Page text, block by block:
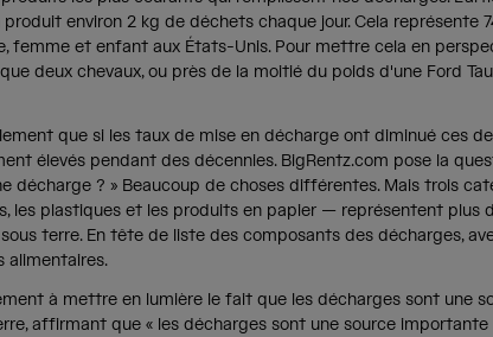
produit environ 2 kg de déchets chaque jour. Cela représente
femme et enfant aux États-Unis. Pour mettre cela en
deux chevaux, ou près de la moitié du poids d'une Ford
que si les taux de mise en décharge ont diminué ces
élevés pendant des décennies. BigRentz.com pose la
décharge ? » Beaucoup de choses différentes. Mais trois
les plastiques et les produits en papier — représentent plus
terre. En tête de liste des composants des décharges,
alimentaires.
à mettre en lumière le fait que les décharges sont une
affirmant que « les décharges sont une source importante